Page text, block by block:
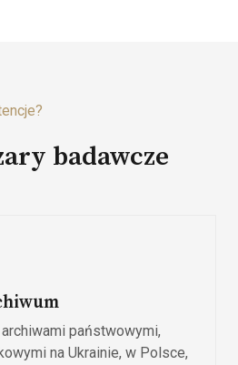
badawcze
państwowymi,
na Ukrainie, w Polsce,